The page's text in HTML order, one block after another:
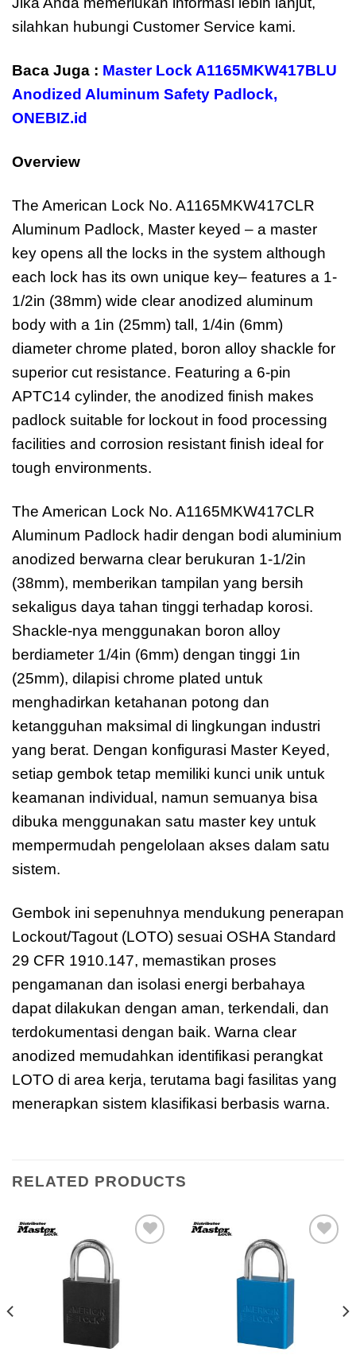
silahkan hubungi Customer Service kami.
Baca Juga : Master Lock A1165MKW417BLU
Anodized Aluminum Safety Padlock,
ONEBIZ.id
Overview
The American Lock No. A1165MKW417CLR
Aluminum Padlock, Master keyed – a master
key opens all the locks in the system although
each lock has its own unique key– features a 1-
1/2in (38mm) wide clear anodized aluminum
body with a 1in (25mm) tall, 1/4in (6mm)
diameter chrome plated, boron alloy shackle for
superior cut resistance. Featuring a 6-pin
APTC14 cylinder, the anodized finish makes
padlock suitable for lockout in food processing
facilities and corrosion resistant finish ideal for
tough environments.
The American Lock No. A1165MKW417CLR
Aluminum Padlock hadir dengan bodi aluminium
anodized berwarna clear berukuran 1-1/2in
(38mm), memberikan tampilan yang bersih
sekaligus daya tahan tinggi terhadap korosi.
Shackle-nya menggunakan boron alloy
berdiameter 1/4in (6mm) dengan tinggi 1in
(25mm), dilapisi chrome plated untuk
menghadirkan ketahanan potong dan
ketangguhan maksimal di lingkungan industri
yang berat. Dengan konfigurasi Master Keyed,
setiap gembok tetap memiliki kunci unik untuk
keamanan individual, namun semuanya bisa
dibuka menggunakan satu master key untuk
mempermudah pengelolaan akses dalam satu
sistem.
Gembok ini sepenuhnya mendukung penerapan
Lockout/Tagout (LOTO) sesuai OSHA Standard
29 CFR 1910.147, memastikan proses
pengamanan dan isolasi energi berbahaya
dapat dilakukan dengan aman, terkendali, dan
terdokumentasi dengan baik. Warna clear
anodized memudahkan identifikasi perangkat
LOTO di area kerja, terutama bagi fasilitas yang
menerapkan sistem klasifikasi berbasis warna.
RELATED PRODUCTS